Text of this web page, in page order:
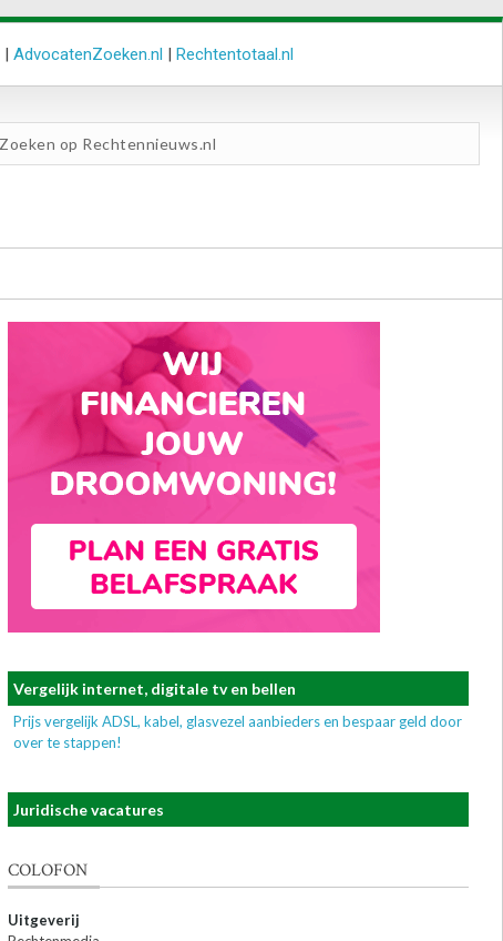
| AdvocatenZoeken.nl | Rechtentotaal.nl
Vergelijk internet, digitale tv en bellen
Prijs vergelijk ADSL, kabel, glasvezel aanbieders en bespaar geld door
over te stappen!
Juridische vacatures
COLOFON
Uitgeverij